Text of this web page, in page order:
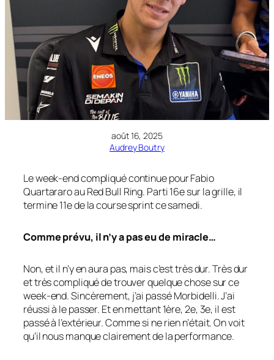
août 16, 2025
Audrey Boutry
Le week-end compliqué continue pour Fabio
Quartararo au Red Bull Ring. Parti 16e sur la grille, il
termine 11e de la course sprint ce samedi.
Comme prévu, il n’y a pas eu de miracle…
Non, et il n’y en aura pas, mais c’est très dur. Très dur
et très compliqué de trouver quelque chose sur ce
week-end. Sincèrement, j’ai passé Morbidelli. J’ai
réussi à le passer. Et en mettant 1ère, 2e, 3e, il est
passé à l’extérieur. Comme si ne rien n’était. On voit
qu’il nous manque clairement de la performance.